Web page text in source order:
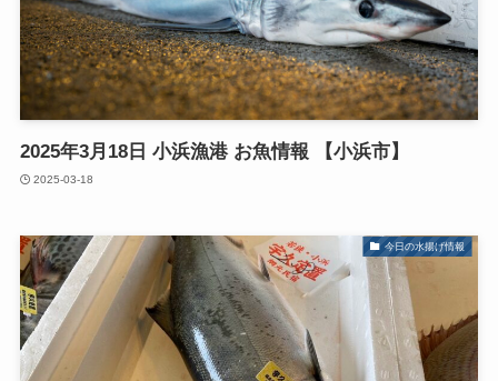
2025年3月18日 小浜漁港 お魚情報 【小浜市】
2025-03-18
今日の水揚げ情報